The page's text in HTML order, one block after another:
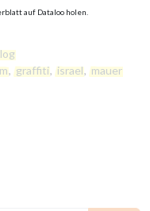
auf Dataloo holen.
, graffiti, israel, mauer